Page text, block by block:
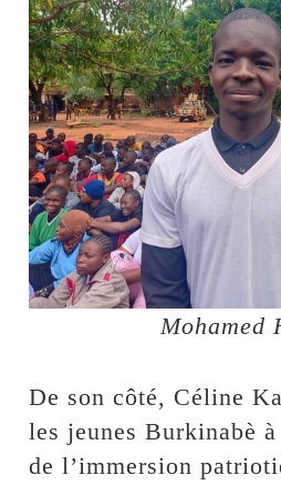
Mohamed
De son côté, Céline
les jeunes Burkinabè
de l’immersion